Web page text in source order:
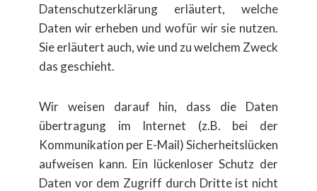
Datenschutzerkl​ärung erl​äutert, welche
Daten wir erheben und wof​ür wir sie nutzen.
Sie erl​äutert auch, wie und zu welchem Zweck
das geschieht.
Wir weisen darauf hin, dass die Daten​
übertragung im Internet (z.B. bei der
Kommunikation per E-Mail) Sicherheitsl​ücken
aufweisen kann. Ein l​ückenloser Schutz der
Daten vor dem Zugriff durch Dritte ist nicht